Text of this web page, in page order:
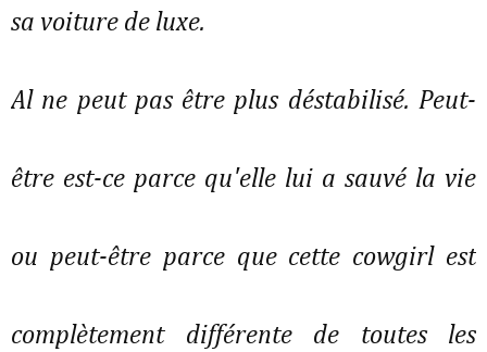
sa voiture de luxe.
Al ne peut pas être plus déstabilisé. Peut-
être est-ce parce qu'elle lui a sauvé la vie
ou peut-être parce que cette cowgirl est
complètement différente de toutes les